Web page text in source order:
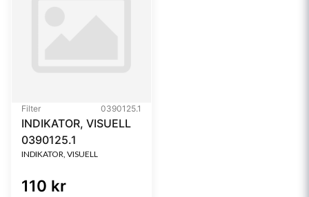
Filter 0390125.1
INDIKATOR, VISUELL
0390125.1
INDIKATOR, VISUELL
110 kr